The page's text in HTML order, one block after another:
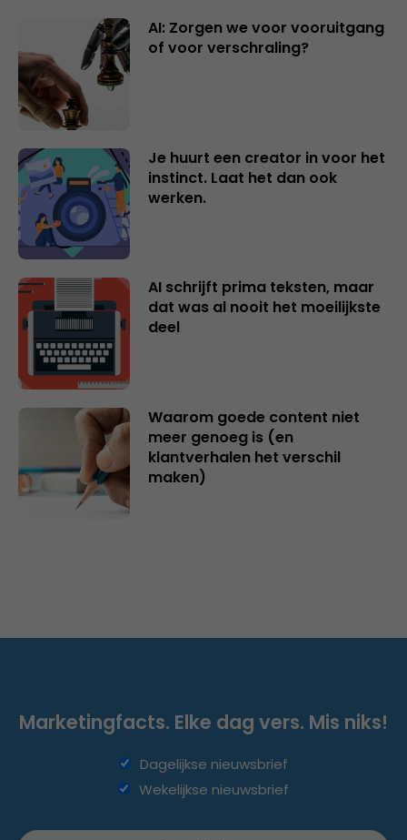
AI: Zorgen we voor vooruitgang
of voor verschraling?
Je huurt een creator in voor het
instinct. Laat het dan ook
werken.
AI schrijft prima teksten, maar
dat was al nooit het moeilijkste
deel
Waarom goede content niet
meer genoeg is (en
klantverhalen het verschil
maken)
Marketingfacts. Elke dag vers. Mis niks!
Dagelijkse nieuwsbrief
Wekelijkse nieuwsbrief